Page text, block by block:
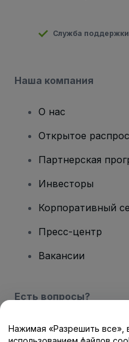
Служба
Наша компания
О нас
Открытое
Партнерская
Инвесторы
Корпоративный
Пресс-центр
Вакансии
Есть вопросы?
Центр помощи /
Нажимая «Разрешить все»,